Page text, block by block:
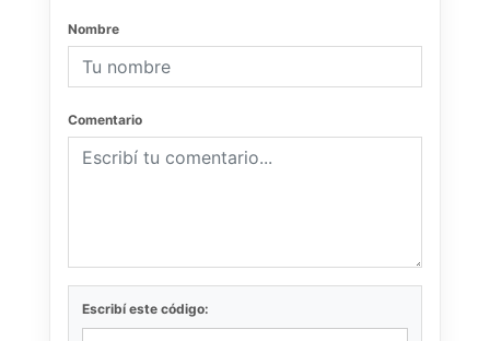
Nombre
Comentario
Escribí este código: